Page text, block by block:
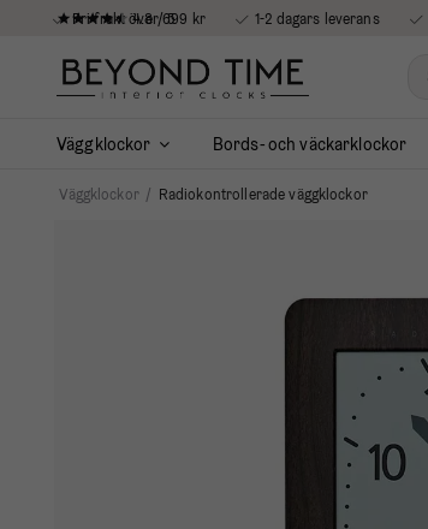
4.8 / 5
Fri frakt över 699 kr 1-2 dagars leverans
Väggklockor Bords- och väckarklockor
Väggklockor / Radiokontrollerade väggklockor